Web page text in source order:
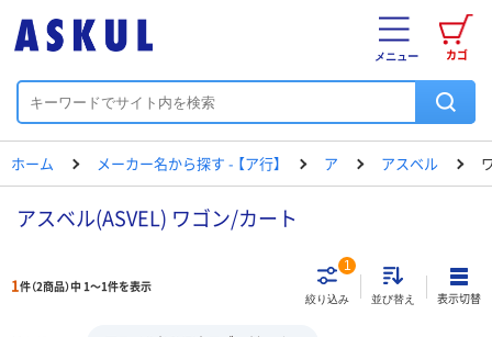
カゴ
メニュー
ホーム メーカー名から探す - 【ア行】 ア アスベル
アスベル(ASVEL) ワゴン/カート
1件（2商品）中 1～1件を表示
絞り込み
1
並び替え 表示切替